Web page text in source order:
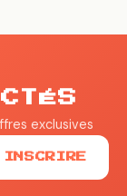
exclusives